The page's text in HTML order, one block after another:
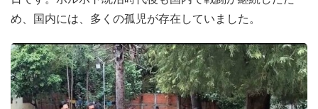
め、国内には、多くの孤児が存在していました。